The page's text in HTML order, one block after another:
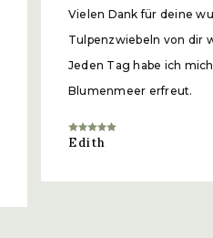
Vielen Dank für deine
Tulpenzwiebeln von dir
Jeden Tag habe ich
Blumenmeer erfreut.
Edith